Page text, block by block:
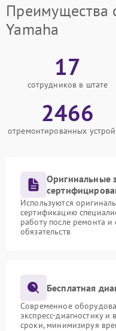
Преимущества
Yamaha
17
сотрудников в штате
2466
отремонтированных
Оригинальные
Используются
сертификацию
работу после ремонта
обязательств
Бесплатная
Современное
экспресс-диагностику
сроки, минимизируя